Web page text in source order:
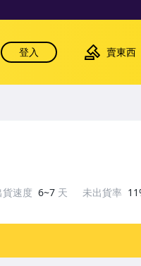
登入 賣東西
貨速度 6~7 天 未出貨率